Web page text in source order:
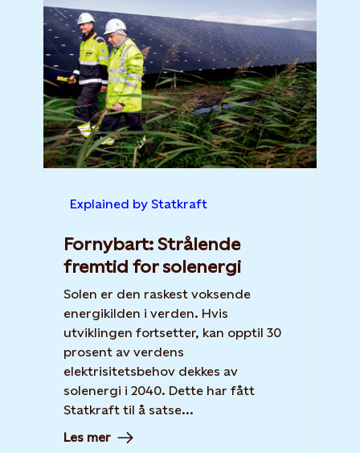
Explained by Statkraft
Fornybart: Strålende
fremtid for solenergi
Solen er den raskest voksende
energikilden i verden. Hvis
utviklingen fortsetter, kan opptil 30
prosent av verdens
elektrisitetsbehov dekkes av
solenergi i 2040. Dette har fått
Statkraft til å satse...
Les mer